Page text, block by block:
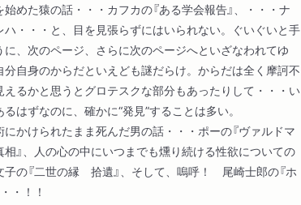
めた猿の話・・・カフカの『ある学会報告』、・・・ナ
ハ・・・と、目を見張らずにはいられない。ぐいぐいと手
に、次のページ、さらに次のページへといざなわれてゆ
分自身のからだといえども謎だらけ。からだは全く摩訶不
えるかと思うとグロテスクな部分もあったりして・・・い
はずなのに、確かに“発見”することは多い。
かけられたまま死んだ男の話・・・ポーの『ヴァルドマ
相』、人の心の中にいつまでも燻り続ける性欲についての
子の『二世の縁 拾遺』、そして、嗚呼！ 尾崎士郎の『ホ
・！！